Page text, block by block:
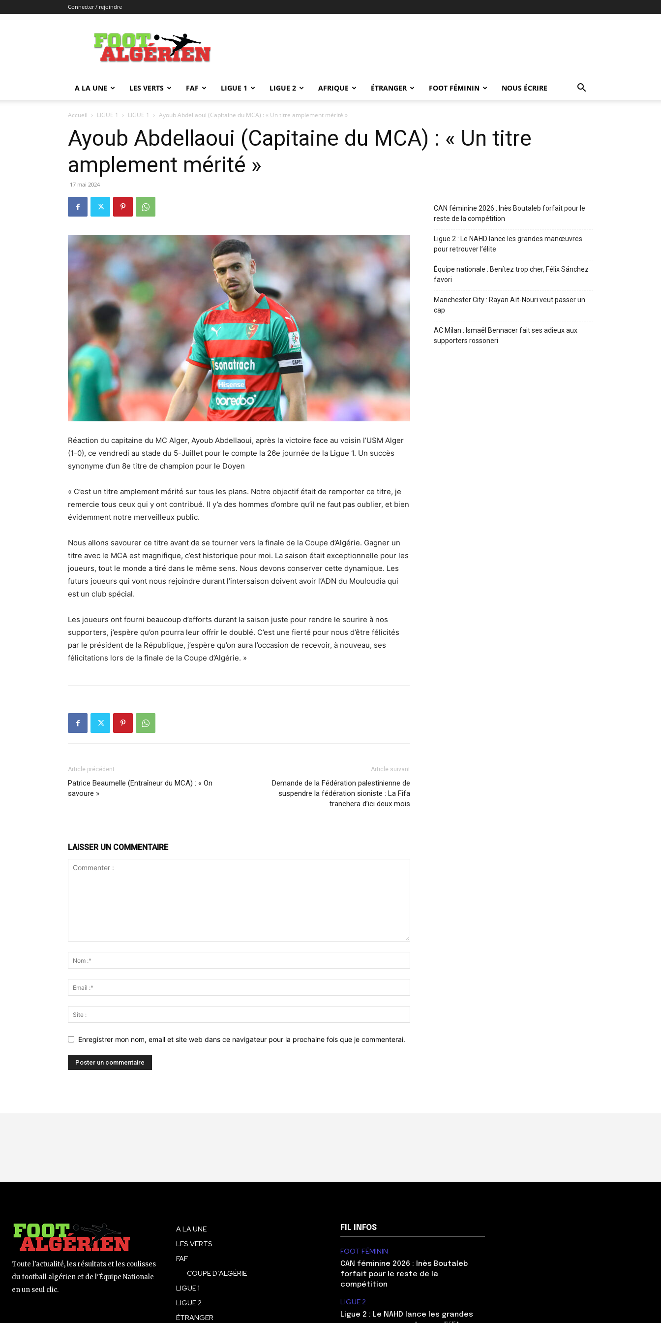
Connecter / rejoindre
FOOTALGERIEN
A LA UNE LES VERTS FAF LIGUE 1 LIGUE 2 AFRIQUE ÉTRANGER FOOT FÉMININ NOUS ÉCRIRE
Accueil LIGUE 1 LIGUE 1 Ayoub Abdellaoui (Capitaine du MCA) : « Un titre amplement mérité »
Ayoub Abdellaoui (Capitaine du MCA) : « Un titre
amplement mérité »
17 mai 2024
Réaction du capitaine du MC Alger, Ayoub Abdellaoui, après la victoire face au voisin l’USM Alger
(1-0), ce vendredi au stade du 5-Juillet pour le compte la 26e journée de la Ligue 1. Un succès
synonyme d’un 8e titre de champion pour le Doyen
« C’est un titre amplement mérité sur tous les plans. Notre objectif était de remporter ce titre, je
remercie tous ceux qui y ont contribué. Il y’a des hommes d’ombre qu’il ne faut pas oublier, et bien
évidemment notre merveilleux public.
Nous allons savourer ce titre avant de se tourner vers la finale de la Coupe d’Algérie. Gagner un
titre avec le MCA est magnifique, c’est historique pour moi. La saison était exceptionnelle pour les
joueurs, tout le monde a tiré dans le même sens. Nous devons conserver cette dynamique. Les
futurs joueurs qui vont nous rejoindre durant l’intersaison doivent avoir l’ADN du Mouloudia qui
est un club spécial.
Les joueurs ont fourni beaucoup d’efforts durant la saison juste pour rendre le sourire à nos
supporters, j’espère qu’on pourra leur offrir le doublé. C’est une fierté pour nous d’être félicités
par le président de la République, j’espère qu’on aura l’occasion de recevoir, à nouveau, ses
félicitations lors de la finale de la Coupe d’Algérie. »
Article précédent
Patrice Beaumelle (Entraîneur du MCA) : « On
savoure »
Article suivant
Demande de la Fédération palestinienne de
suspendre la fédération sioniste : La Fifa
tranchera d’ici deux mois
LAISSER UN COMMENTAIRE
Enregistrer mon nom, email et site web dans ce navigateur pour la prochaine fois que je commenterai.
CAN féminine 2026 : Inès Boutaleb forfait pour le
reste de la compétition
Ligue 2 : Le NAHD lance les grandes manœuvres
pour retrouver l’élite
Équipe nationale : Benítez trop cher, Félix Sánchez
favori
Manchester City : Rayan Aït-Nouri veut passer un
cap
AC Milan : Ismaël Bennacer fait ses adieux aux
supporters rossoneri
Toute l'actualité, les résultats et les coulisses
du football algérien et de l'Équipe Nationale
en un seul clic.
A LA UNE
LES VERTS
FAF
COUPE D’ALGÉRIE
LIGUE 1
LIGUE 2
ÉTRANGER
FIL INFOS
FOOT FÉMININ
CAN féminine 2026 : Inès Boutaleb
forfait pour le reste de la
compétition
LIGUE 2
Ligue 2 : Le NAHD lance les grandes